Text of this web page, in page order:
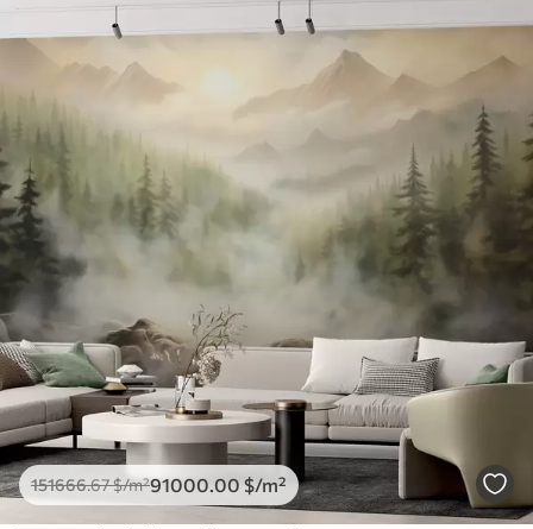
151666.67$/m²91000 .00 $/m²